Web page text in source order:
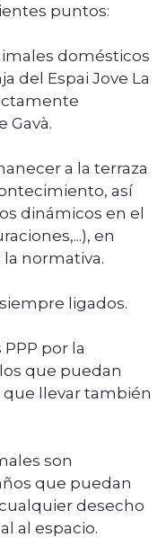
puntos:
domésticos
del Espai Jove La
Gavà.
a la terraza
así
dinámicos en el
en
normativa.
ligados.
por la
que puedan
llevar también
son
que puedan
desecho
al espacio.